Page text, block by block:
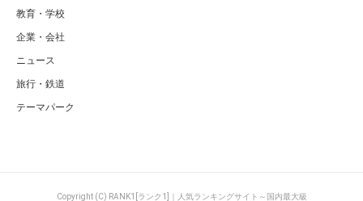
教育・学校
企業・会社
ニュース
旅行・鉄道
テーマパーク
Copyright (C) RANK1[ランク1]｜人気ランキングサイト～国内最大級